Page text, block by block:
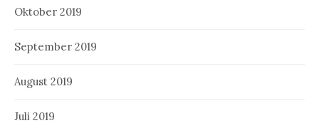
Oktober 2019
September 2019
August 2019
Juli 2019